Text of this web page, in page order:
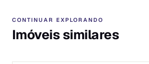
CONTINUAR EXPLORANDO
Imóveis similares